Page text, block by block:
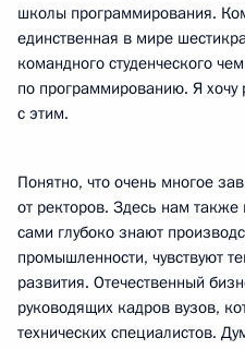
школы программирования.
единственная в мире
командного студенческого
по программированию. Я хочу
с этим.
Понятно, что очень многое
от ректоров. Здесь нам
сами глубоко знают
промышленности, чувствуют
развития. Отечественный
руководящих кадров вузов,
технических специалистов.